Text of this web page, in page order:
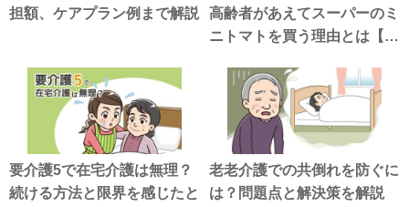
担額、ケアプラン例まで解説
高齢者があえてスーパーのミ
ニトマトを買う理由とは【介
要介護5で在宅介護は無理？
続ける方法と限界を感じたと
老老介護での共倒れを防ぐに
は？問題点と解決策を解説